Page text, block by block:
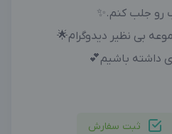
رو جلب کنم.✨
بی نظیر دیدوگرام🌟
داشته باشیم💕
ثبت سفارش